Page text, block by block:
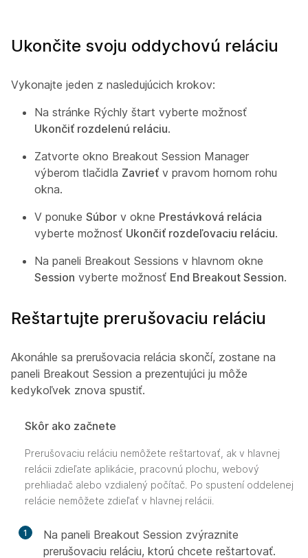
Ukončite svoju oddychovú reláciu
Vykonajte jeden z nasledujúcich krokov:
Na stránke Rýchly štart vyberte možnosť
Ukončiť rozdelenú reláciu.
Zatvorte okno Breakout Session Manager
výberom tlačidla Zavrieť v pravom hornom rohu
okna.
V ponuke Súbor v okne Prestávková relácia
vyberte možnosť Ukončiť rozdeľovaciu reláciu.
Na paneli Breakout Sessions v hlavnom okne
Session vyberte možnosť End Breakout Session.
Reštartujte prerušovaciu reláciu
Akonáhle sa prerušovacia relácia skončí, zostane na
paneli Breakout Session a prezentujúci ju môže
kedykoľvek znova spustiť.
Skôr ako začnete
Prerušovaciu reláciu nemôžete reštartovať, ak v hlavnej
relácii zdieľate aplikácie, pracovnú plochu, webový
prehliadač alebo vzdialený počítač. Po spustení oddelenej
relácie nemôžete zdieľať v hlavnej relácii.
1
Na paneli Breakout Session zvýraznite
prerušovaciu reláciu, ktorú chcete reštartovať.